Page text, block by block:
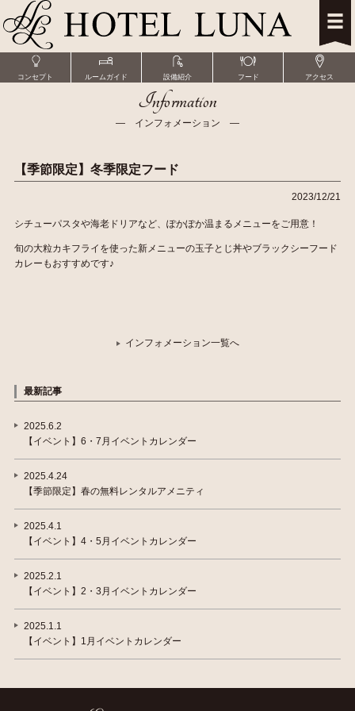
コンセプト ルームガイド 設備紹介 フード アクセス
Information
― インフォメーション ―
【季節限定】冬季限定フード
2023/12/21
シチューパスタや海老ドリアなど、ぽかぽか温まるメニューをご用意！
旬の大粒カキフライを使った新メニューの玉子とじ丼やブラックシーフード
カレーもおすすめです♪
インフォメーション一覧へ
最新記事
2025.6.2
【イベント】6・7月イベントカレンダー
2025.4.24
【季節限定】春の無料レンタルアメニティ
2025.4.1
【イベント】4・5月イベントカレンダー
2025.2.1
【イベント】2・3月イベントカレンダー
2025.1.1
【イベント】1月イベントカレンダー